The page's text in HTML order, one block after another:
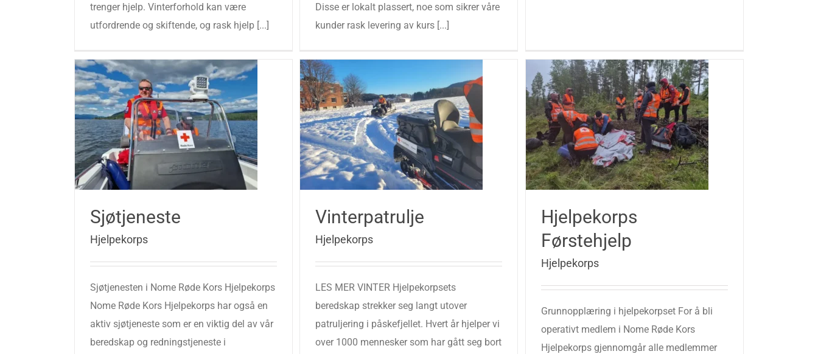
trenger hjelp. Vinterforhold kan være
utfordrende og skiftende, og rask hjelp [...]
Disse er lokalt plassert, noe som sikrer våre
kunder rask levering av kurs [...]
Sjøtjeneste
Hjelpekorps
Sjøtjenesten i Nome Røde Kors Hjelpekorps
Nome Røde Kors Hjelpekorps har også en
aktiv sjøtjeneste som er en viktig del av vår
beredskap og redningstjeneste i
Vinterpatrulje
Hjelpekorps
LES MER VINTER Hjelpekorpsets
beredskap strekker seg langt utover
patruljering i påskefjellet. Hvert år hjelper vi
over 1000 mennesker som har gått seg bort
Hjelpekorps
Førstehjelp
Hjelpekorps
Grunnopplæring i hjelpekorpset For å bli
operativt medlem i Nome Røde Kors
Hjelpekorps gjennomgår alle medlemmer